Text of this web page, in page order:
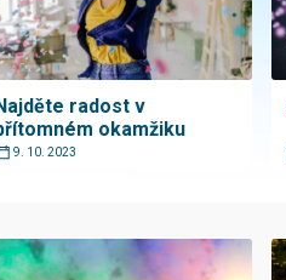
radost v
okamžiku
9. 10. 2023